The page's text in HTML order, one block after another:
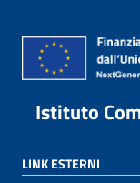
Istituto
LINK ESTERNI